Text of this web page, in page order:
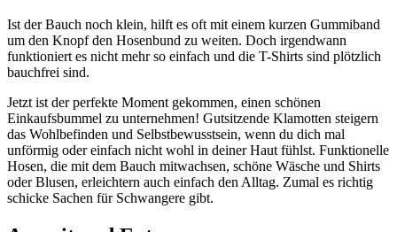
Ist der Bauch noch klein, hilft es oft mit einem kurzen Gummiband
um den Knopf den Hosenbund zu weiten. Doch irgendwann
funktioniert es nicht mehr so einfach und die T-Shirts sind plötzlich
bauchfrei sind.
Jetzt ist der perfekte Moment gekommen, einen schönen
Einkaufsbummel zu unternehmen! Gutsitzende Klamotten steigern
das Wohlbefinden und Selbstbewusstsein, wenn du dich mal
unförmig oder einfach nicht wohl in deiner Haut fühlst. Funktionelle
Hosen, die mit dem Bauch mitwachsen, schöne Wäsche und Shirts
oder Blusen, erleichtern auch einfach den Alltag. Zumal es richtig
schicke Sachen für Schwangere gibt.